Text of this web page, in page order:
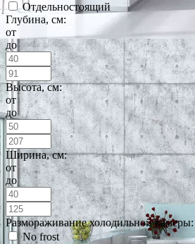
Отдельностоящий
Глубина, см:
от
до
Высота, см:
от
до
Ширина, см:
от
до
Размораживание холодильной камеры:
No frost